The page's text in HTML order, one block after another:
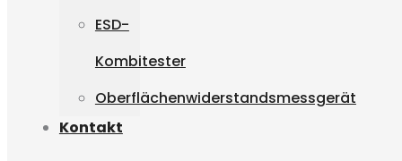
ESD-
Kombitester
Oberflächenwiderstandsmessgerät
Kontakt